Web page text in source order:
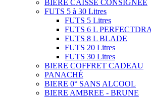
BIERE CAISSE CONSIGNÉE
FUTS 5 à 30 Litres
FUTS 5 Litres
FUTS 6 L
FUTS 8 L BLADE
FUTS 20 Litres
FUTS 30 Litres
BIERE COFFRET CADEAU
PANACHÉ
BIERE 0° SANS ALCOOL
BIERE AMBREE - BRUNE